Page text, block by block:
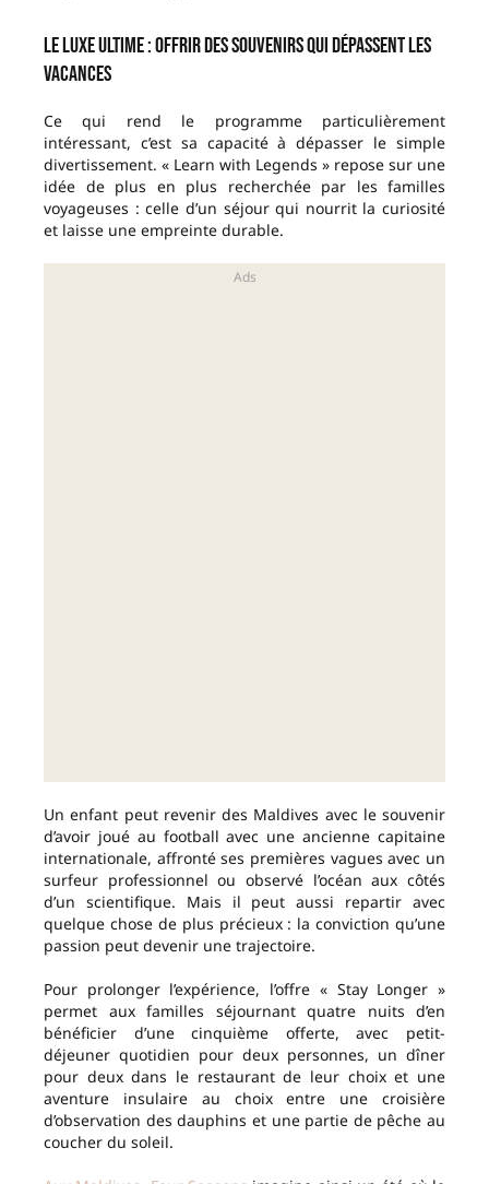
Le luxe ultime : offrir des souvenirs qui dépassent les
vacances
Ce qui rend le programme particulièrement
intéressant, c’est sa capacité à dépasser le simple
divertissement. « Learn with Legends » repose sur une
idée de plus en plus recherchée par les familles
voyageuses : celle d’un séjour qui nourrit la curiosité
et laisse une empreinte durable.
Un enfant peut revenir des Maldives avec le souvenir
d’avoir joué au football avec une ancienne capitaine
internationale, affronté ses premières vagues avec un
surfeur professionnel ou observé l’océan aux côtés
d’un scientifique. Mais il peut aussi repartir avec
quelque chose de plus précieux : la conviction qu’une
passion peut devenir une trajectoire.
Pour prolonger l’expérience, l’offre « Stay Longer »
permet aux familles séjournant quatre nuits d’en
bénéficier d’une cinquième offerte, avec petit-
déjeuner quotidien pour deux personnes, un dîner
pour deux dans le restaurant de leur choix et une
aventure insulaire au choix entre une croisière
d’observation des dauphins et une partie de pêche au
coucher du soleil.